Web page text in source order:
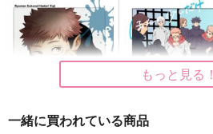
もっと見る！
一緒に買われている商品